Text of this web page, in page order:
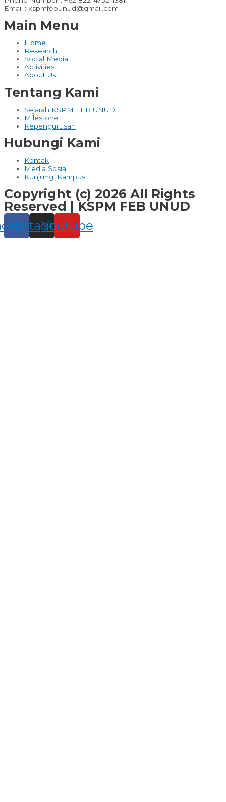
Email : kspmfebunud@gmail.com
Main Menu
Home
Research
Social Media
Activities
About Us
Tentang Kami
Sejarah KSPM FEB UNUD
Milestone
Kepengurusan
Hubungi Kami
Kontak
Media Sosial
Kunjungi Kampus
Copyright (c) 2026 All Rights
Reserved | KSPM FEB UNUD
Instagram
Youtube